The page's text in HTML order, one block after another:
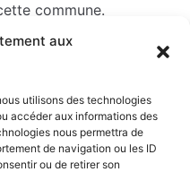
aux
utilisons des technologies
accéder aux informations des
nous permettra de
de navigation ou les ID
ou de retirer son
commune.
bien
Si vous cliquez
vous en saurez plus
proximité des
en question.